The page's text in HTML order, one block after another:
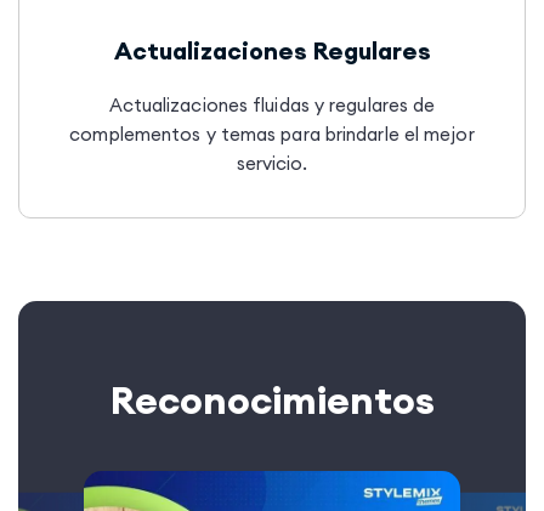
Actualizaciones Regulares
Actualizaciones fluidas y regulares de
complementos y temas para brindarle el mejor
servicio.
Reconocimientos